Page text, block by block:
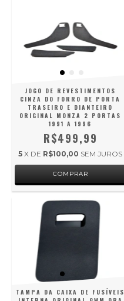
JOGO DE REVESTIMENTOS
CINZA DO FORRO DE PORTA
TRASEIRO E DIANTEIRO
ORIGINAL MONZA 2 PORTAS
1991 A 1996
R$499,99
5 X DE R$100,00 SEM JUROS
TAMPA DA CAIXA DE FUSÍVEIS